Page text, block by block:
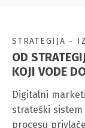
STRATEGIJA -
OD
KOJI VODE
Digitalni
strateški
procesu